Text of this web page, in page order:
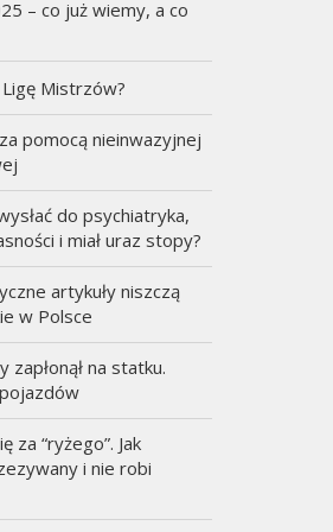
– co już wiemy, a co
Mistrzów?
pomocą nieinwazyjnej
do psychiatryka,
i miał uraz stopy?
artykuły niszczą
w Polsce
na statku.
za “ryżego”. Jak
i nie robi